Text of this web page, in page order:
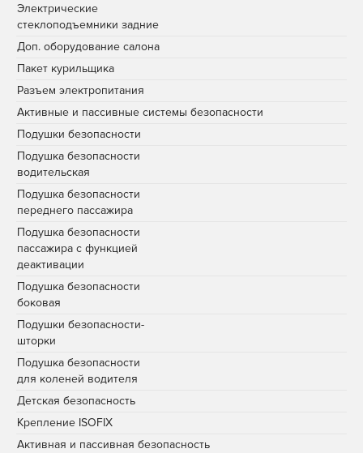
Электрические
стеклоподъемники задние
Доп. оборудование салона
Пакет курильщика
Разъем электропитания
Активные и пассивные системы безопасности
Подушки безопасности
Подушка безопасности
водительская
Подушка безопасности
переднего пассажира
Подушка безопасности
пассажира с функцией
деактивации
Подушка безопасности
боковая
Подушки безопасности-
шторки
Подушка безопасности
для коленей водителя
Детская безопасность
Крепление ISOFIX
Активная и пассивная безопасность